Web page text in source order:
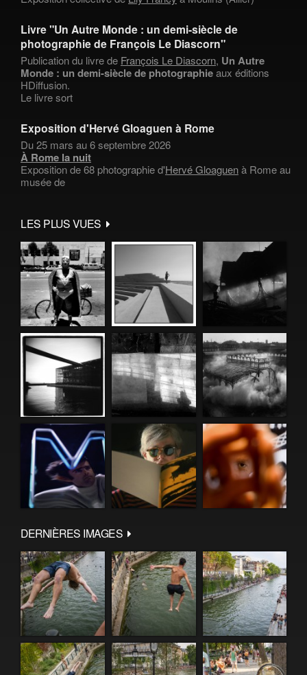
Livre "Un Autre Monde : un demi-siècle de
photographie de François Le Diascorn"
Publication du livre de François Le Diascorn, Un Autre
Monde : un demi-siècle de photographieaux éditions
HDiffusion.
Le livre sort
Exposition d'Hervé Gloaguen à Rome
Du 25 mars au 6 septembre 2026
À Rome la nuit
Exposition de 68 photographie d'Hervé Gloaguenà Rome au
musée de
LES PLUS VUES
DERNIÈRES IMAGES